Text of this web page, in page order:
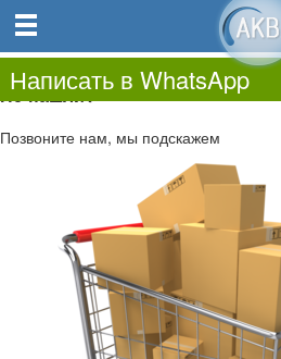
0.00
0
Не нашли?
Позвоните нам, мы подскажем
Написать в WhatsApp